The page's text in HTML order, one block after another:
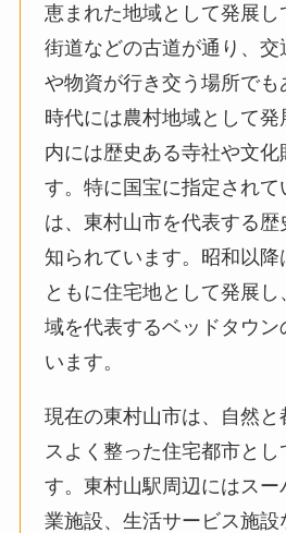
恵まれた地域として発展
街道などの古道が通り、交
や物資が行き交う場所で
時代には農村地域として
内には歴史ある寺社や文化
す。特に国宝に指定され
は、東村山市を代表する歴
知られています。昭和以降
ともに住宅地として発展
域を代表するベッドタウン
います。
現在の東村山市は、自然
スよく整った住宅都市とし
す。東村山駅周辺にはス
業施設、生活サービス施設